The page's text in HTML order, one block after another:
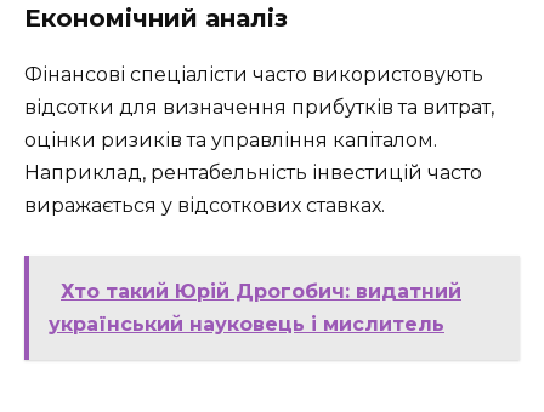
Економічний аналіз
Фінансові спеціалісти часто використовують
відсотки для визначення прибутків та витрат,
оцінки ризиків та управління капіталом.
Наприклад, рентабельність інвестицій часто
виражається у відсоткових ставках.
Хто такий Юрій Дрогобич: видатний
український науковець і мислитель